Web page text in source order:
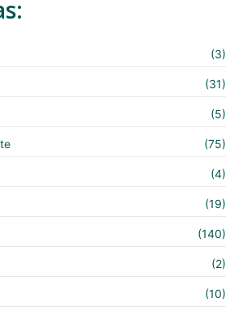
(3)
(31)
(5)
(75)
(4)
(19)
(140)
(2)
(10)